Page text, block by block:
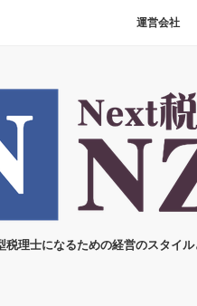
運営会社
税理士になるための経営のスタイ